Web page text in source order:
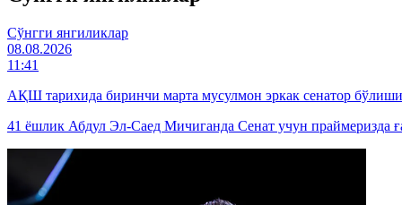
Cўнгги янгиликлар
08.08.2026
11:41
АҚШ тарихида биринчи марта мусулмон эркак сенатор
41 ёшлик Абдул Эл-Саед Мичиганда Сенат учун праймеризда